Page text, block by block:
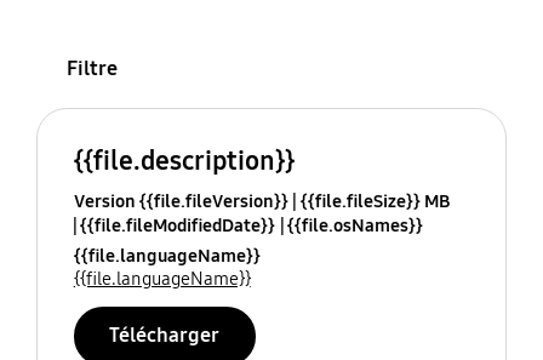
Filtre
{{file.description}}
Version {{file.fileVersion}} {{file.fileSize}} MB
{{file.fileModifiedDate}} {{file.osNames}}
{{file.languageName}}
{{file.languageName}}
Télécharger